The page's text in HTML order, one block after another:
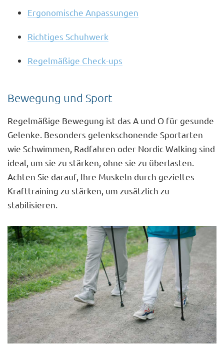
Ergonomische Anpassungen
Richtiges Schuhwerk
Regelmäßige Check-ups
Bewegung und Sport
Regelmäßige Bewegung ist das A und O für gesunde
Gelenke. Besonders gelenkschonende Sportarten
wie Schwimmen, Radfahren oder Nordic Walking sind
ideal, um sie zu stärken, ohne sie zu überlasten.
Achten Sie darauf, Ihre Muskeln durch gezieltes
Krafttraining zu stärken, um zusätzlich zu
stabilisieren.